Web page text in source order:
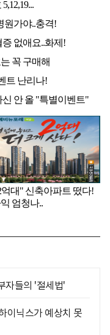
자들의 '절세법'
이닉스가 예상치 못